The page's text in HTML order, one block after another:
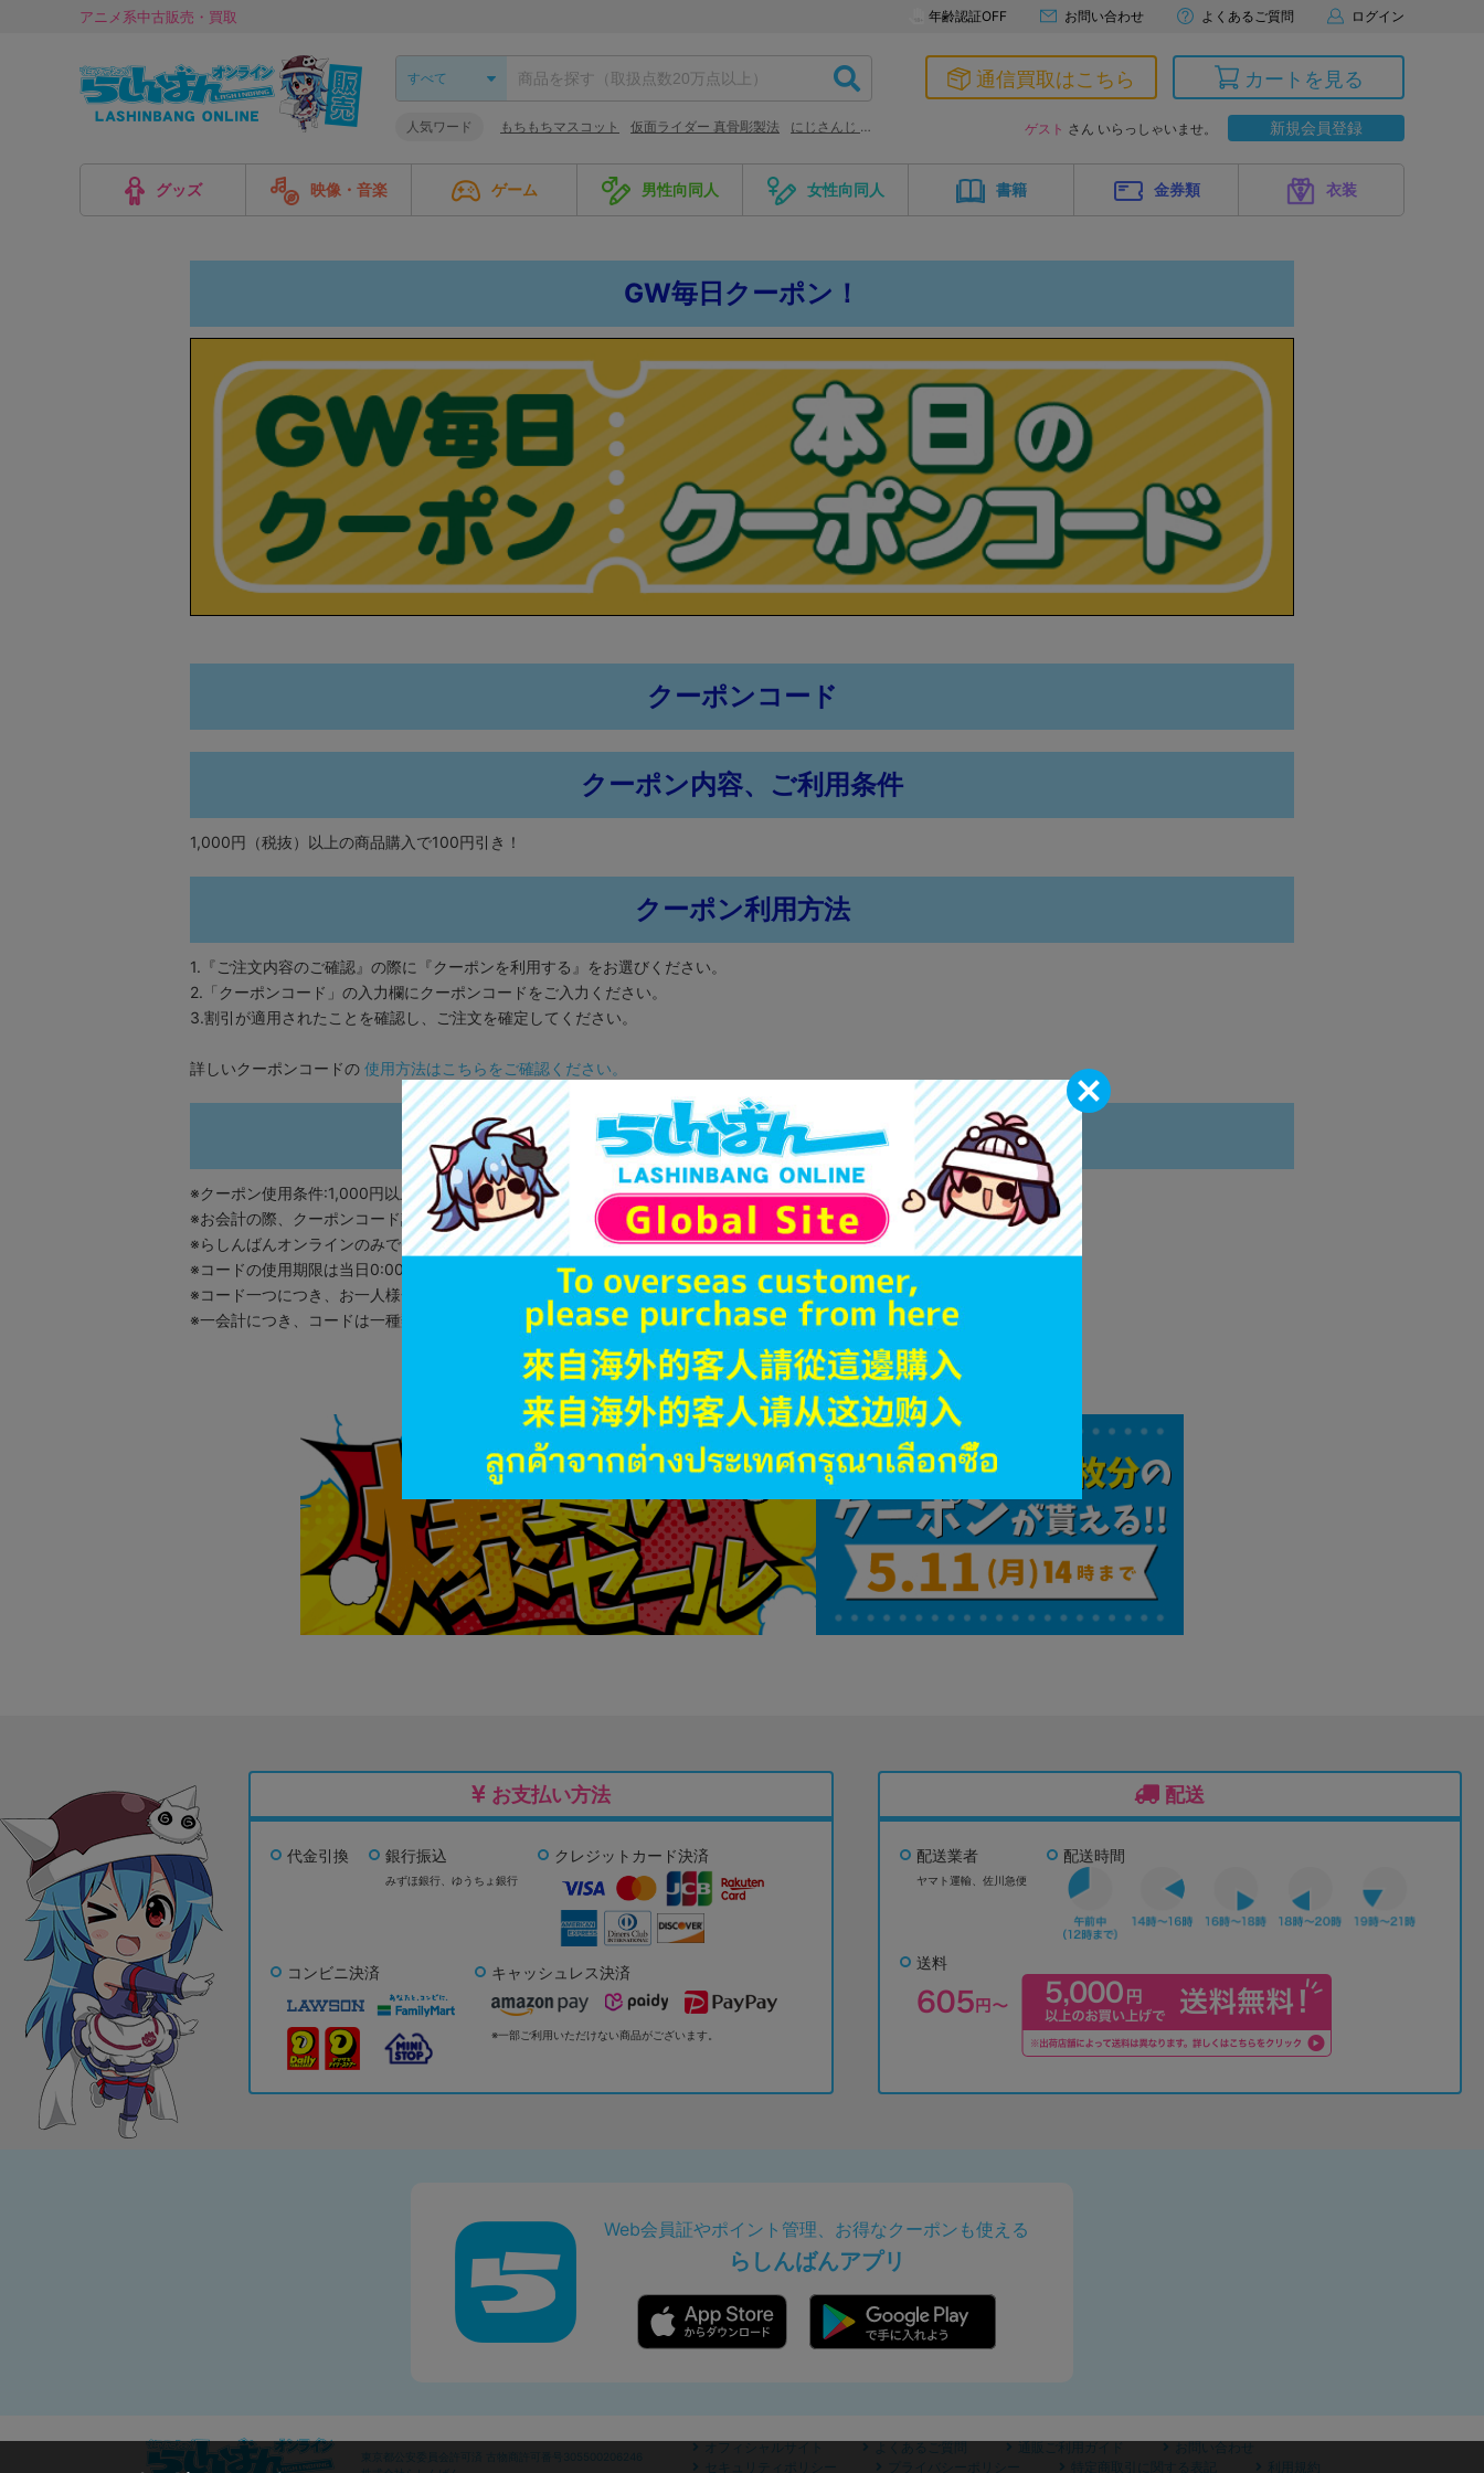
アニメ系中古販売・買取 年齢認証OFF お問い合わせ よくあるご質問 ログイン
人気ワード もちもちマスコット 仮面ライダー 真骨彫製法 にじさんじ 甲斐田晴
通信買取はこちら カートを見る
ゲスト さん いらっしゃいませ。 新規会員登録
グッズ 映像・音楽 ゲーム 男性向同人 女性向同人 書籍 金券類 衣装
GW毎日クーポン！
クーポンコード
クーポン内容、ご利用条件
1,000円（税抜）以上の商品購入で100円引き！
クーポン利用方法
1.『ご注文内容のご確認』の際に『クーポンを利用する』をお選びください。
2.「クーポンコード」の入力欄にクーポンコードをご入力ください。
3.割引が適用されたことを確認し、ご注文を確定してください。
詳しいクーポンコードの 使用方法はこちらをご確認ください。
注意事項
※クーポン使用条件:1,000円以上で100円引き
※お会計の際、クーポンコード記入欄に上記コードをご記入ください。
※らしんばんオンラインのみでご利用できます。
※コードの使用期限は当日0:00～23:59までとなります。
※コード一つにつき、お一人様一回のみご利用いただけます。
※一会計につき、コードは一種類のみご利用いただけます。
↓お得なセールも開催中↓
お支払い方法
代金引換 銀行振込
みずほ銀行、 ゆうちょ銀行
クレジットカード決済
コンビニ決済 キャッシュレス決済
※一部ご利用いただけない商品がございます。
配送
配送業者
ヤマト運輸、佐川急便
配送時間
送料
Web会員証やポイント管理、お得なクーポンも使える
らしんばんアプリ
東京都公安委員会許可済 古物商許可番号305500206246
オフィシャルサイト よくあるご質問 通販ご利用ガイド
お問い合わせ
セキュリティポリシー
プライバシーポリシー 特定商取引に関する表記 利用規約